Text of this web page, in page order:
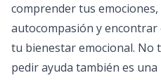
comprender tus
autocompasión y
tu bienestar emocional. No
pedir ayuda también es